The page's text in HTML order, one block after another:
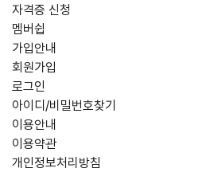
자격증 신청
멤버쉽
가입안내
회원가입
로그인
아이디/비밀번호찾기
이용안내
이용약관
개인정보처리방침